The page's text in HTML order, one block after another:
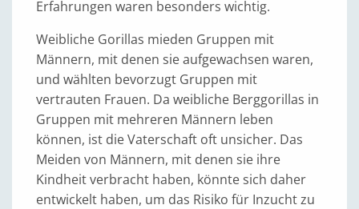
Erfahrungen waren besonders wichtig.
Weibliche Gorillas mieden Gruppen mit
Männern, mit denen sie aufgewachsen waren,
und wählten bevorzugt Gruppen mit
vertrauten Frauen. Da weibliche Berggorillas in
Gruppen mit mehreren Männern leben
können, ist die Vaterschaft oft unsicher. Das
Meiden von Männern, mit denen sie ihre
Kindheit verbracht haben, könnte sich daher
entwickelt haben, um das Risiko für Inzucht zu